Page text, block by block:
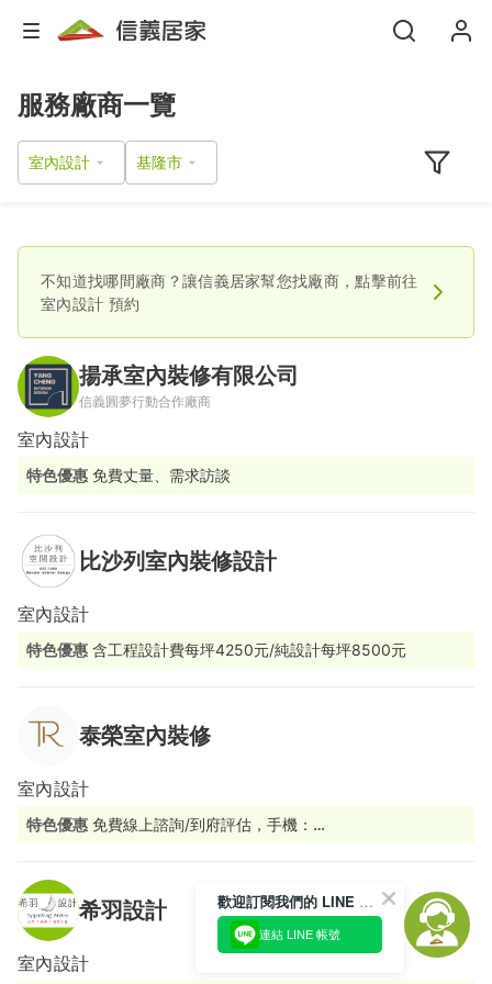
服務廠商一覽
室內設計
不知道找哪間廠商？讓信義居家幫您找廠商，點擊前往
室內設計 預約
揚承室內裝修有限公司
信義圓夢行動合作廠商
室內設計
特色優惠 免費丈量、需求訪談
比沙列室內裝修設計
室內設計
特色優惠 含工程設計費每坪4250元/純設計每坪8500元
泰榮室內裝修
室內設計
特色優惠 免費線上諮詢/到府評估，手機：
希羽設計
室內設計
歡迎訂閱我們的 LINE 官方帳號
連結 LINE 帳號